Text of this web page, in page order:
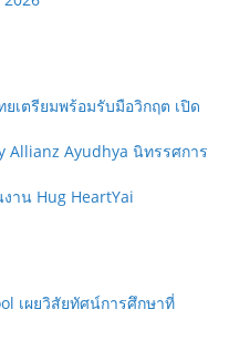
เตรียมพร้อมรับมือวิกฤต เปิด
Allianz Ayudhya นิทรรศการ
าน Hug HeartYai
เผยวิสัยทัศน์การศึกษาที่